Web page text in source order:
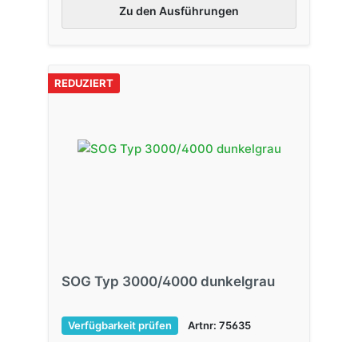
Zu den Ausführungen
REDUZIERT
SOG Typ 3000/4000 dunkelgrau
Verfügbarkeit prüfen Artnr: 75635